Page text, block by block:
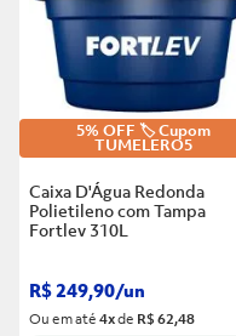
5% OFF 🏷️ Cupom
TUMELERO5
Caixa D'Água Redonda
Polietileno com Tampa
Fortlev 310L
R$249,90/un
Ou em até4xde R$ 62,48